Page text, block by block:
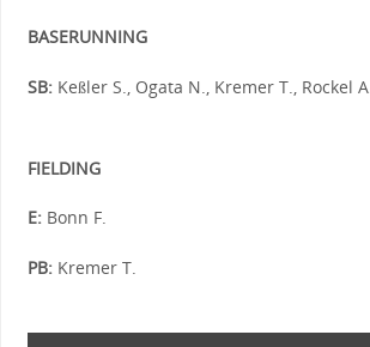
BASERUNNING
SB:Keßler S., Ogata N., Kremer T., Rockel A.
FIELDING
E:Bonn F.
PB:Kremer T.